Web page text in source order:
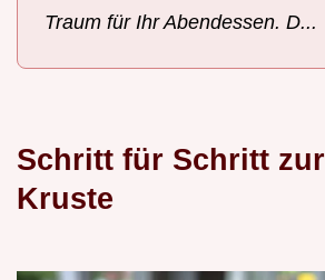
Traum für Ihr Abendessen. D...
Schritt für Schritt
Kruste